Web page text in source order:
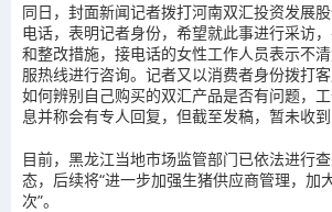
同日，封面新闻记者拨打河南双汇投资发展
电话，表明记者身份，希望就此事进行采访
和整改措施，接电话的女性工作人员表示不
服热线进行咨询。记者又以消费者身份拨打
如何辨别自己购买的双汇产品是否有问题，
息并称会有专人回复，但截至发稿，暂未收到
目前，黑龙江当地市场监管部门已依法进行
态，后续将“进一步加强生猪供应商管理，加
次”。